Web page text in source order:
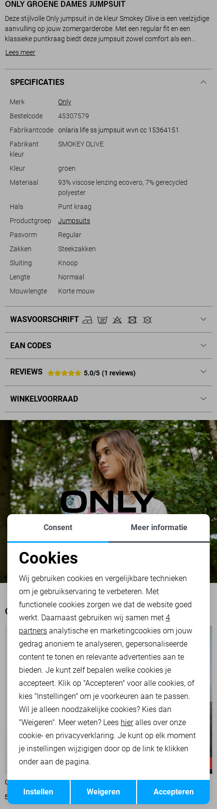
ONLY GROENE DAMES JUMPSUIT
Deze stijlvolle Only jumpsuit in de kleur Smokey Olive is een veelzijdige
aanvulling op jouw zomergarderobe. Met een regular fit en een
klassieke puntkraag biedt deze jumpsuit zowel comfort als een
vleugje elegantie. De knoopsluiting en de korte mouwen maken het
zowel praktisch als modieus zijn. Door zijn normale lengte en casual
stijl is deze jumpsuit ideaal voor ontspannen uitstapjes of een casual
jumpsuit van Only gemakkelijk bij verschillende gelegenheden. Of je nu
een middagje gaat shoppen of een lunchafspraak hebt, dit
kledingstuk zorgt ervoor dat je er verzorgd uitziet zonder dat je er te
veel moeite voor hoeft te doen. De bijpassende tailleband accentueert
sneakers als sandalen voor een complete zomerse look. Door de
duurzame eigenschappen is dit een bewuste keuze voor iedereen die
waarde hecht aan moderne stijl en milieuverantwoordelijkheid.
Lees meer
SPECIFICATIES
Merk
Only
Bestelcode
45307579
Fabrikantcode
onlaris life ss jumpsuit wvn cc 15364151
Fabrikant
kleur
SMOKEY OLIVE
Kleur
groen
Materiaal
93% viscose lenzing ecovero, 7% gerecycled
polyester
Hals
Punt kraag
Productgroep
Jumpsuits
Pasvorm
Regular
Zakken
Steekzakken
Sluiting
Knoop
Lengte
Normaal
Mouwlengte
Korte mouw
WASVOORSCHRIFT
EAN CODES
REVIEWS 5.0/5 (1 reviews)
WINKELVOORRAAD
OOK HET BEKIJKEN WAARD
ONLY JUMPSUIT
59,99
Noodzakelijke cookies
Personalisatie cookies
Analytische cookies
Marketing cookies
Terug Opslaan
Consent Meer informatie
Cookies
Wij gebruiken cookies en vergelijkbare technieken
om je gebruikservaring te verbeteren. Met
functionele cookies zorgen we dat de website goed
werkt. Daarnaast gebruiken wij samen met 4
partners analytische en marketingcookies om jouw
gedrag anoniem te analyseren, gepersonaliseerde
content te tonen en relevante advertenties aan te
bieden. Je kunt zelf bepalen welke cookies je
accepteert. Klik op "Accepteren" voor alle cookies, of
kies "Instellingen" om je voorkeuren aan te passen.
Wil je alleen noodzakelijke cookies? Kies dan
"Weigeren". Meer weten? Lees hieralles over onze
cookie- en privacyverklaring. Je kunt op elk moment
je instellingen wijzigigen door op de link te klikken
onder aan de pagina.
Accepteren
Weigeren
Instellen